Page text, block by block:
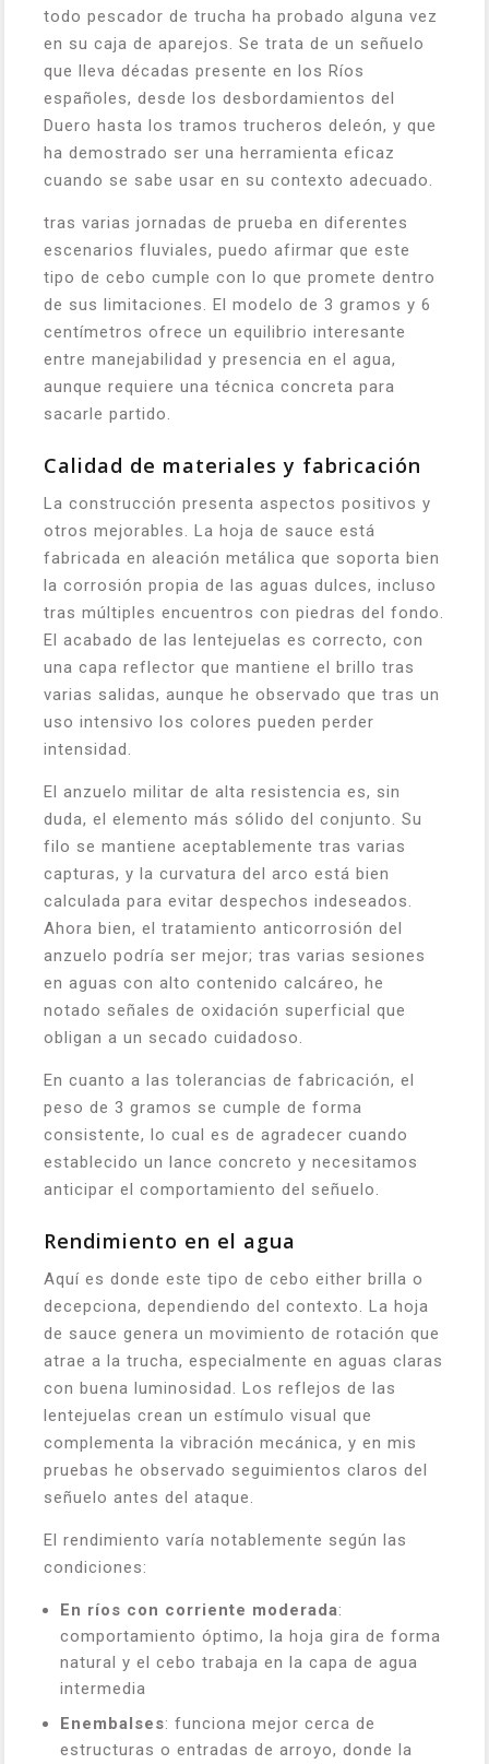
todo pescador de trucha ha probado alguna vez
en su caja de aparejos. Se trata de un señuelo
que lleva décadas presente en los Ríos
españoles, desde los desbordamientos del
Duero hasta los tramos trucheros deleón, y que
ha demostrado ser una herramienta eficaz
cuando se sabe usar en su contexto adecuado.
tras varias jornadas de prueba en diferentes
escenarios fluviales, puedo afirmar que este
tipo de cebo cumple con lo que promete dentro
de sus limitaciones. El modelo de 3 gramos y 6
centímetros ofrece un equilibrio interesante
entre manejabilidad y presencia en el agua,
aunque requiere una técnica concreta para
sacarle partido.
Calidad de materiales y fabricación
La construcción presenta aspectos positivos y
otros mejorables. La hoja de sauce está
fabricada en aleación metálica que soporta bien
la corrosión propia de las aguas dulces, incluso
tras múltiples encuentros con piedras del fondo.
El acabado de las lentejuelas es correcto, con
una capa reflector que mantiene el brillo tras
varias salidas, aunque he observado que tras un
uso intensivo los colores pueden perder
intensidad.
El anzuelo militar de alta resistencia es, sin
duda, el elemento más sólido del conjunto. Su
filo se mantiene aceptablemente tras varias
capturas, y la curvatura del arco está bien
calculada para evitar despechos indeseados.
Ahora bien, el tratamiento anticorrosión del
anzuelo podría ser mejor; tras varias sesiones
en aguas con alto contenido calcáreo, he
notado señales de oxidación superficial que
obligan a un secado cuidadoso.
En cuanto a las tolerancias de fabricación, el
peso de 3 gramos se cumple de forma
consistente, lo cual es de agradecer cuando
establecido un lance concreto y necesitamos
anticipar el comportamiento del señuelo.
Rendimiento en el agua
Aquí es donde este tipo de cebo either brilla o
decepciona, dependiendo del contexto. La hoja
de sauce genera un movimiento de rotación que
atrae a la trucha, especialmente en aguas claras
con buena luminosidad. Los reflejos de las
lentejuelas crean un estímulo visual que
complementa la vibración mecánica, y en mis
pruebas he observado seguimientos claros del
señuelo antes del ataque.
El rendimiento varía notablemente según las
condiciones:
En ríos con corriente moderada:
comportamiento óptimo, la hoja gira de forma
natural y el cebo trabaja en la capa de agua
intermedia
Enembalses: funciona mejor cerca de
estructuras o entradas de arroyo, donde la